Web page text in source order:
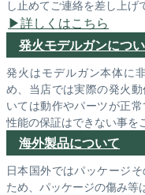
し止めてご連絡を差し上げ
詳しくはこちら
発火モデルガンにつ
発火はモデルガン本体に
め、当店では実際の発火
いては動作やパーツが正
性能の保証はできない事を
海外製品について
日本国外ではパッケージ
ため、パッケージの傷み等